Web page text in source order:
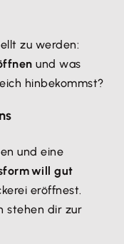
zu werden:
und was
hinbekommst?
und eine
will gut
eröffnest.
stehen dir zur